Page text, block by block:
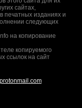
сайтах,
печатных изданиях и
следующих
на копирование
копируемого
ссылок на сайт